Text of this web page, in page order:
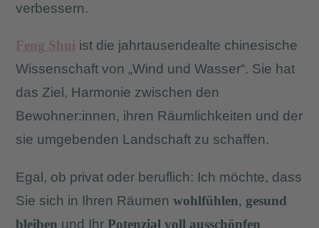
verbessern.
Feng Shui ist die jahrtausendealte chinesische
Wissenschaft von „Wind und Wasser“. Sie hat
das Ziel, Harmonie zwischen den
Bewohner:innen, ihren Räumlichkeiten und der
sie umgebenden Landschaft zu schaffen.
Egal, ob privat oder beruflich: Ich möchte, dass
Sie sich in Ihren Räumenwohlfühlen, gesund
bleiben und IhrPotenzial voll ausschöpfen